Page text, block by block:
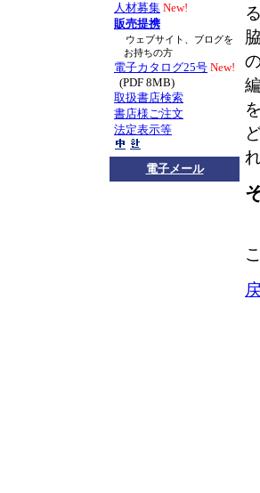
人材募集 New!
販売提携
ウェブサイト、ブログを
お持ちの方
電子カタログ25号 New!
(PDF 8MB)
取扱書店検索
書店様ご注文
法定表示等
電子メール